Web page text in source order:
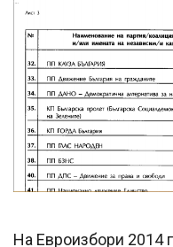
На Евроизбори 2014